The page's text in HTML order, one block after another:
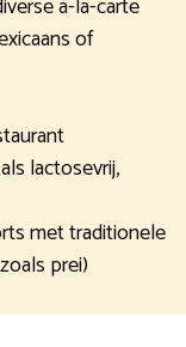
à-la-carte
of
lactosevrij,
met traditionele
prei)